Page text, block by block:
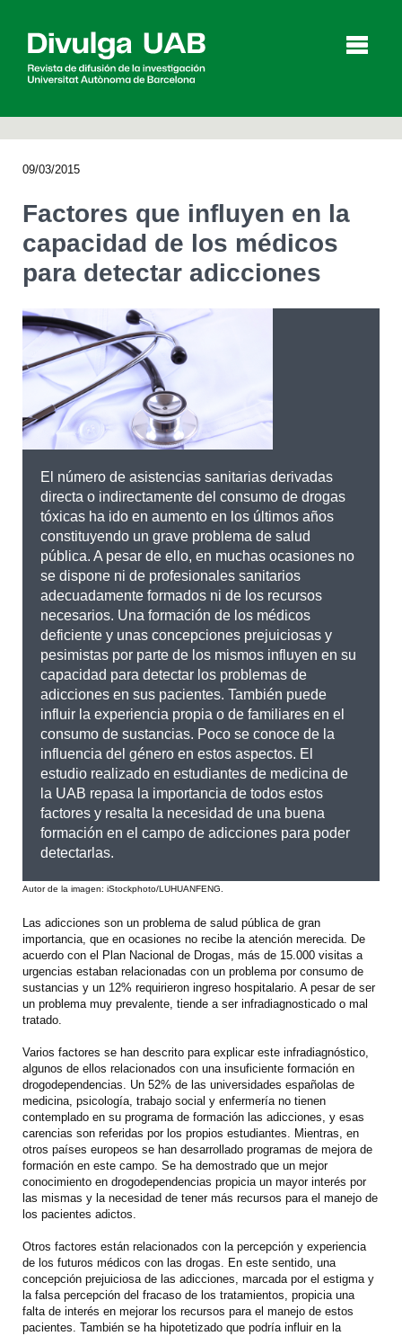
Agenda
English
BUSCAR
09/03/2015
Factores que influyen en la
capacidad de los médicos
para detectar adicciones
El número de asistencias sanitarias derivadas
directa o indirectamente del consumo de drogas
tóxicas ha ido en aumento en los últimos años
constituyendo un grave problema de salud
pública. A pesar de ello, en muchas ocasiones no
se dispone ni de profesionales sanitarios
adecuadamente formados ni de los recursos
necesarios. Una formación de los médicos
deficiente y unas concepciones prejuiciosas y
pesimistas por parte de los mismos influyen en su
capacidad para detectar los problemas de
adicciones en sus pacientes. También puede
influir la experiencia propia o de familiares en el
consumo de sustancias. Poco se conoce de la
influencia del género en estos aspectos. El
estudio realizado en estudiantes de medicina de
la UAB repasa la importancia de todos estos
factores y resalta la necesidad de una buena
formación en el campo de adicciones para poder
detectarlas.
Autor de la imagen: iStockphoto/LUHUANFENG.
Las adicciones son un problema de salud pública de gran
importancia, que en ocasiones no recibe la atención merecida. De
acuerdo con el Plan Nacional de Drogas, más de 15.000 visitas a
urgencias estaban relacionadas con un problema por consumo de
sustancias y un 12% requirieron ingreso hospitalario. A pesar de ser
un problema muy prevalente, tiende a ser infradiagnosticado o mal
tratado.
Varios factores se han descrito para explicar este infradiagnóstico,
algunos de ellos relacionados con una insuficiente formación en
drogodependencias. Un 52% de las universidades españolas de
medicina, psicología, trabajo social y enfermería no tienen
contemplado en su programa de formación las adicciones, y esas
carencias son referidas por los propios estudiantes. Mientras, en
otros países europeos se han desarrollado programas de mejora de
formación en este campo. Se ha demostrado que un mejor
conocimiento en drogodependencias propicia un mayor interés por
las mismas y la necesidad de tener más recursos para el manejo de
los pacientes adictos.
Otros factores están relacionados con la percepción y experiencia
de los futuros médicos con las drogas. En este sentido, una
concepción prejuiciosa de las adicciones, marcada por el estigma y
la falsa percepción del fracaso de los tratamientos, propicia una
falta de interés en mejorar los recursos para el manejo de estos
pacientes. También se ha hipotetizado que podría influir en la